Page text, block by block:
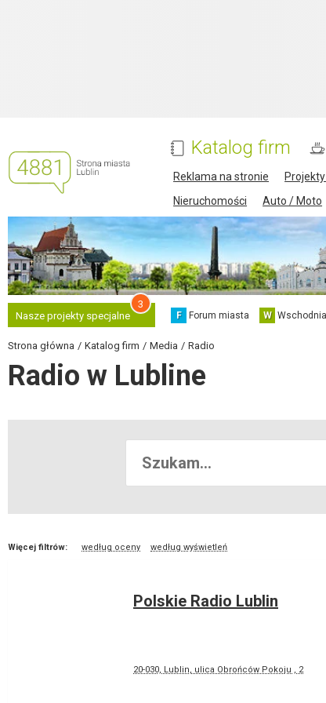
Katalog firm
Reklama na stronie
Nieruchomości
Auto / Moto
Nasze projekty specjalne
3
F Forum miasta W
Strona główna Katalog firm Media Radio
Radio w Lubline
Więcej filtrów: według oceny według wyświetleń
Polskie Radio Lublin
20-030, Lublin, ulica Obrońców Pokoju , 2